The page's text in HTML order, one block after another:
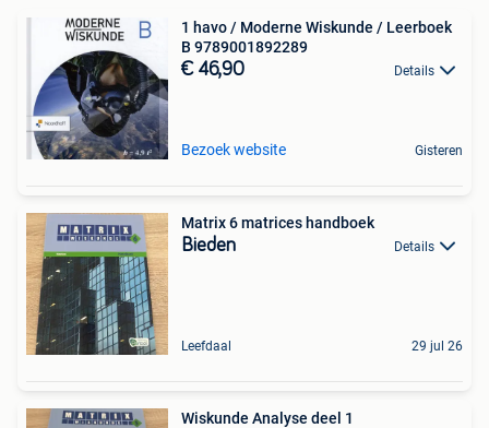
1 havo / Moderne Wiskunde / Leerboek
B 9789001892289
€ 46,90 Details
Bezoek website Gisteren
Matrix 6 matrices handboek
Bieden Details
Leefdaal 29 jul 26
Wiskunde Analyse deel 1